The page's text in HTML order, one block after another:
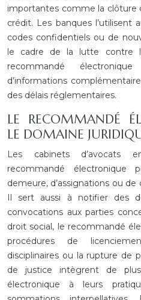
importantes comme la clôture
crédit. Les banques l’utilisent
codes confidentiels ou de
le cadre de la lutte contre
recommandé
d’informations
des délais réglementaires.
LE RECOMMANDÉ
LE DOMAINE
Les cabinets d’avocats
recommandé électronique
demeure, d’assignations ou
Il sert aussi à notifier des
convocations aux parties
droit social, le recommandé
procédures de
disciplinaires ou la rupture de
de justice intègrent de
électronique à leurs